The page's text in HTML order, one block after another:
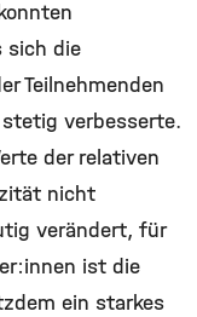
sich die
Teilnehmenden
verbesserte.
der relativen
nicht
verändert, für
ist die
ein starkes